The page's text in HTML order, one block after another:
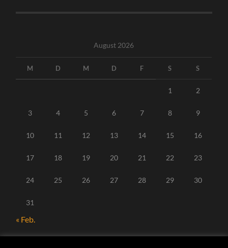
August 2026
M D M D F S S
1 2
3 4 5 6 7 8 9
10 11 12 13 14 15 16
17 18 19 20 21 22 23
24 25 26 27 28 29 30
31
« Feb.